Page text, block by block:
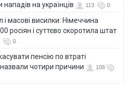
нападів на українців
113 0
масові висилки: Німеччина
росіян і суттєво скоротила штат
0
пенсію по втраті
чотири причини
108